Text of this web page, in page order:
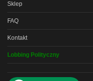
Sklep
FAQ
Kontakt
Lobbing Polityczny